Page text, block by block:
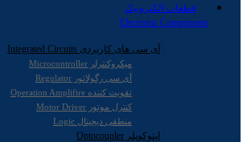
قطعات الکترونیک
Electronic Components
آی سی های کاربردی Integrated Circuits
میکروکنترلر Microcontroller
آی سی رگولاتور Regulator
تقویت کننده Operation Amplifire
کنترل موتور Motor Driver
منطقی دیجیتال Logic
اپتوکوپلر Optocoupler